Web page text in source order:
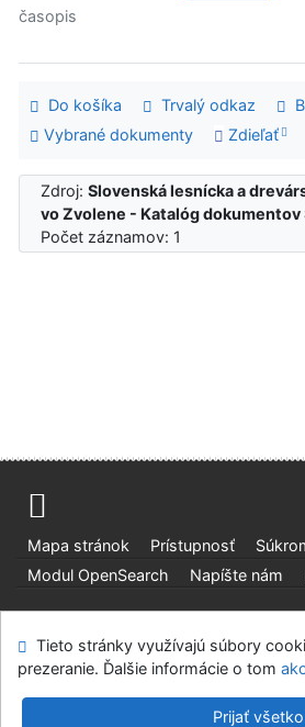
časopis
Do košíka Trvalý odkaz
Vybrané dokumenty
Zdieľať
Zdroj:Slovenská lesnícka a
vo Zvolene - Katalóg dokumentov
Počet záznamov: 1
Mapa stránok Prístupnosť
Modul OpenSearch
Napíšte nám
univerzite vo Zvolene
Tieto stránky využívajú súbory
prezeranie. Ďalšie informácie o tom
Prijať všetko